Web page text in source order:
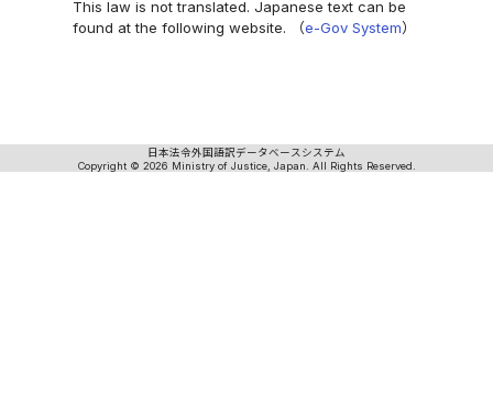
This law is not translated. Japanese text can be
found at the following website. （e-Gov System）
日本法令外国語訳データベースシステム
Copyright © 2026 Ministry of Justice, Japan. All Rights Reserved.